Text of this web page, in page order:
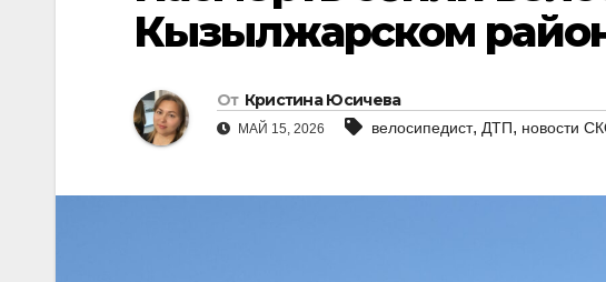
Кызылжарском
От Кристина Юсичева
МАЙ 15, 2026 велосипедист, ДТП, новости